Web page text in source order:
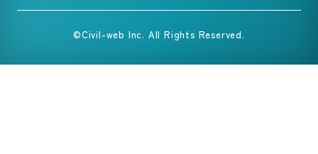
©Civil-web Inc. All Rights Reserved.